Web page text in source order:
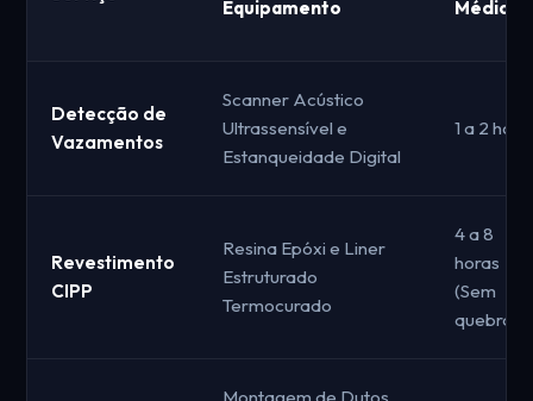
Equipamento
Médio
Detecção de
Vazamentos
Scanner Acústico
Ultrassensível e
Estanqueidade Digital
1 a 2
Revestimento
CIPP
Resina Epóxi e Liner
Estruturado
Termocurado
4 a 8
horas
(Sem
quebras)
Montagem de Dutos